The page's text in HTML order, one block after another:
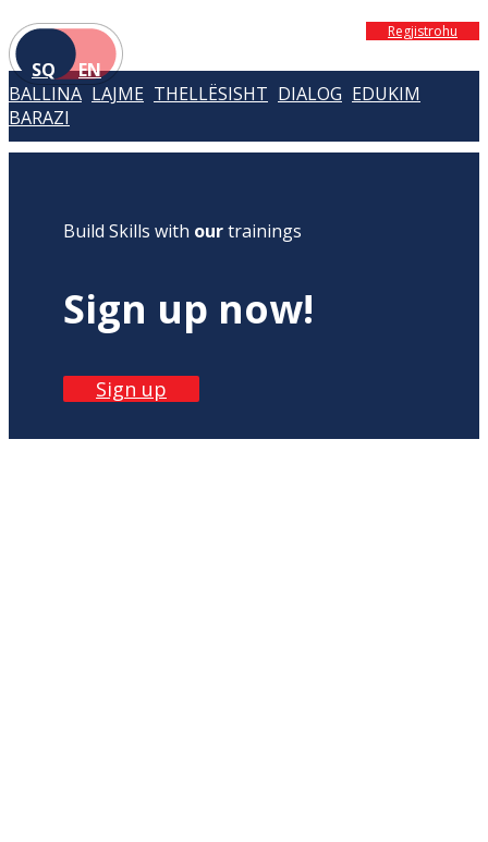
SQ EN
Regjistrohu
BALLINA LAJME THELLËSISHT DIALOG EDUKIM
BARAZI
Build Skills with ourtrainings
Sign up now!
Sign up